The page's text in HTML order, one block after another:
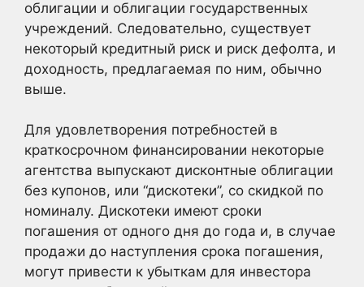
облигации и облигации государственных
учреждений. Следовательно, существует
некоторый кредитный риск и риск дефолта, и
доходность, предлагаемая по ним, обычно
выше.
Для удовлетворения потребностей в
краткосрочном финансировании некоторые
агентства выпускают дисконтные облигации
без купонов, или “дискотеки”, со скидкой по
номиналу. Дискотеки имеют сроки
погашения от одного дня до года и, в случае
продажи до наступления срока погашения,
могут привести к убыткам для инвестора